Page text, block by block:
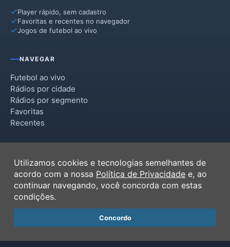
Player rápido, sem cadastro
Favoritas e recentes no navegador
Jogos de futebol ao vivo
NAVEGAR
Futebol ao vivo
Rádios por cidade
Rádios por segmento
Favoritas
Recentes
Termos de Uso
Política de Privacidade
Ferramentas
Contato
Utilizamos cookies e tecnologias semelhantes de
acordo com a nossa Política de Privacidade e, ao
continuar navegando, você concorda com estas
condições.
Concordo